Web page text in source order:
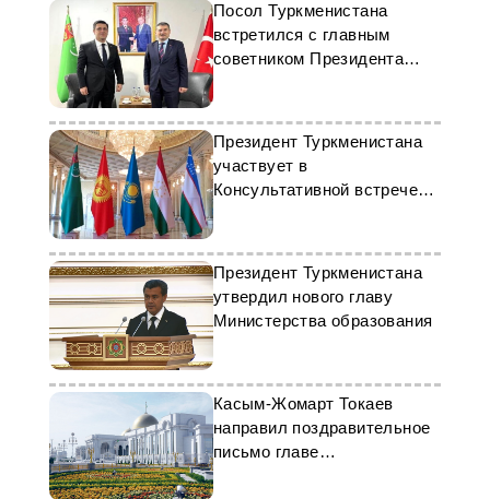
Посол Туркменистана
встретился с главным
советником Президента
Турции
Президент Туркменистана
участвует в
Консультативной встрече
глав стран ЦА
Президент Туркменистана
утвердил нового главу
Министерства образования
Касым-Жомарт Токаев
направил поздравительное
письмо главе
Туркменистана